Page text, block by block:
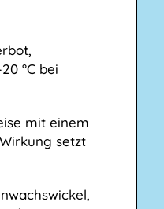
°C bei
mit einem
setzt